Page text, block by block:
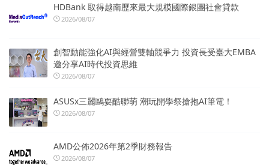
HDBank 取得越南歷來最大規模國際銀團社會貸款
2026/08/07
創智動能強化AI與經營雙軸競爭力 投資長受臺大EMBA
邀分享AI時代投資思維
2026/08/07
ASUSx三麗鷗耍酷聯萌 潮玩開學祭搶抱AI筆電！
2026/08/07
AMD公佈2026年第2季財務報告
2026/08/07